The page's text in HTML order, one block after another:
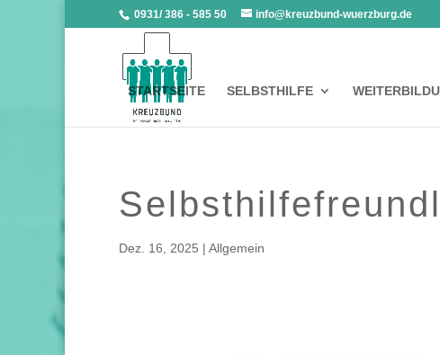
0931/ 386 - 585 50 info@kreuzbund-wuerzburg.de
STARTSEITE SELBSTHILFE
Dez. 16, 2025 | Allgemein